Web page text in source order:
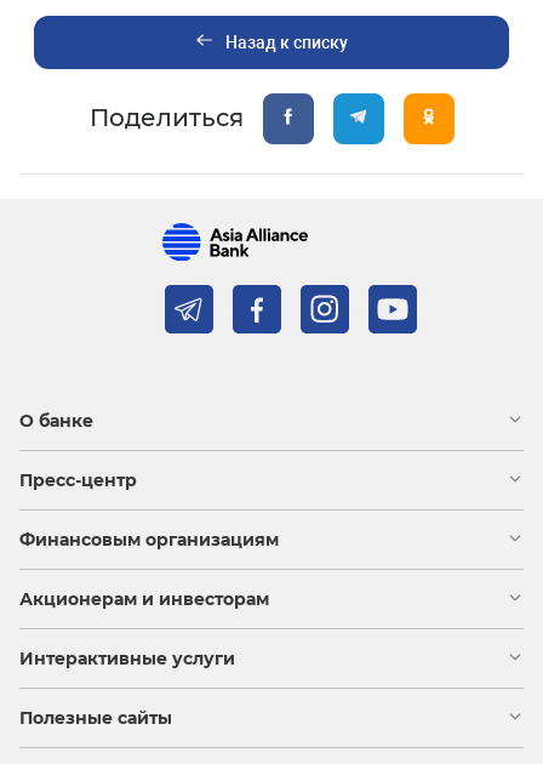
Назад к списку
Поделиться
О банке
Пресс-центр
Финансовым организациям
Акционерам и инвесторам
Интерактивные услуги
Полезные сайты